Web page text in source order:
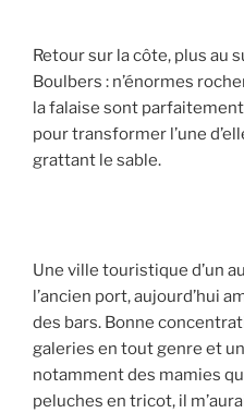
Retour sur la côte, plus au
Boulbers : n’énormes
la falaise sont
pour transformer l’une
grattant le sable.
Une ville touristique d’un
l’ancien port, aujourd’hui
des bars. Bonne
galeries en tout genre et
notamment des mamies
peluches en tricot, il